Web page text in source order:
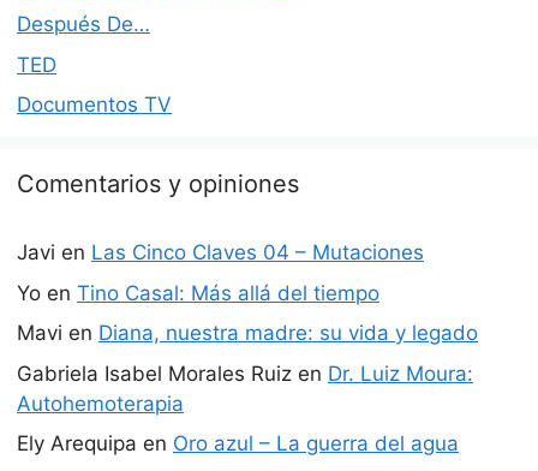
Después De…
TED
Documentos TV
Comentarios y opiniones
Javi en Las Cinco Claves 04 – Mutaciones
Yo en Tino Casal: Más allá del tiempo
Mavi en Diana, nuestra madre: su vida y legado
Gabriela Isabel Morales Ruiz en Dr. Luiz Moura:
Autohemoterapia
Ely Arequipa en Oro azul – La guerra del agua